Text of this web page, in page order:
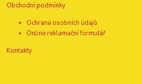
Obchodní podmínky
Ochrana osobních údajů
Online reklamační formulář
Kontakty